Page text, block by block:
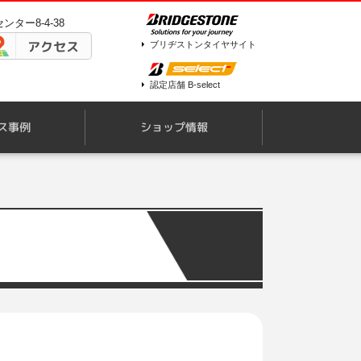
ンター8-4-38
アクセス ブリヂストンタイヤサイト
認定店舗 B-select
事例 ショップ情報